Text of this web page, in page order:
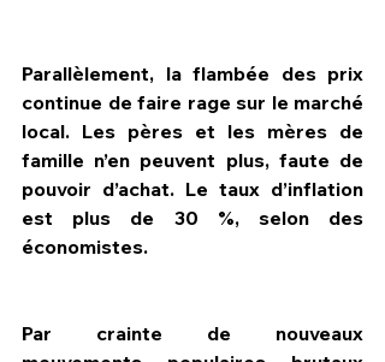
Parallèlement, la flambée des prix
continue de faire rage sur le marché
local. Les pères et les mères de
famille n’en peuvent plus, faute de
pouvoir d’achat. Le taux d’inflation
est plus de 30 %, selon des
économistes.
Par crainte de nouveaux